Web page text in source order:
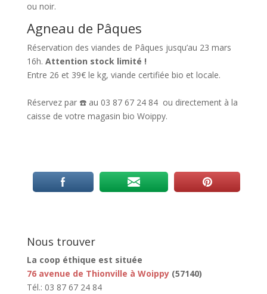
ou noir.
Agneau de Pâques
Réservation des viandes de Pâques jusqu’au 23 mars
16h. Attention stock limité !
Entre 26 et 39€ le kg, viande certifiée bio et locale.
Réservez par ☎️ au 03 87 67 24 84 ou directement à la
caisse de votre magasin bio Woippy.
Nous trouver
La coop éthique est située
76 avenue de Thionville à Woippy(57140)
Tél.: 03 87 67 24 84